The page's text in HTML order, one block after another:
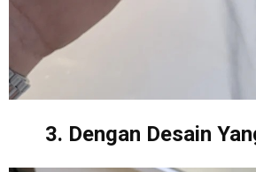
3. Dengan Desain